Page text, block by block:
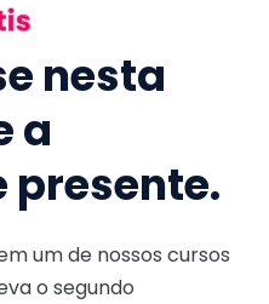
nesta
a
presente.
um de nossos cursos
o segundo